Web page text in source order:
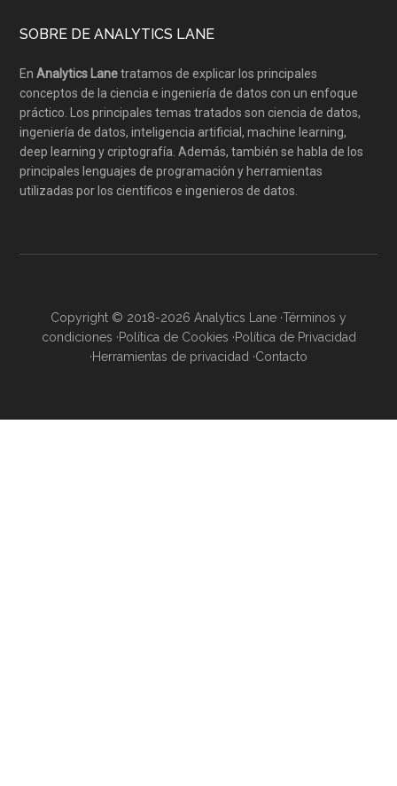
SOBRE DE ANALYTICS LANE
EnAnalytics Lanetratamos de explicar los principales
conceptos de la ciencia e ingeniería de datos con un enfoque
práctico. Los principales temas tratados son ciencia de datos,
ingeniería de datos, inteligencia artificial, machine learning,
deep learning y criptografía. Además, también se habla de los
principales lenguajes de programación y herramientas
utilizadas por los científicos e ingenieros de datos.
Copyright © 2018-2026 Analytics Lane ·Términos y
condiciones ·Política de Cookies ·Política de Privacidad
·Herramientas de privacidad ·Contacto